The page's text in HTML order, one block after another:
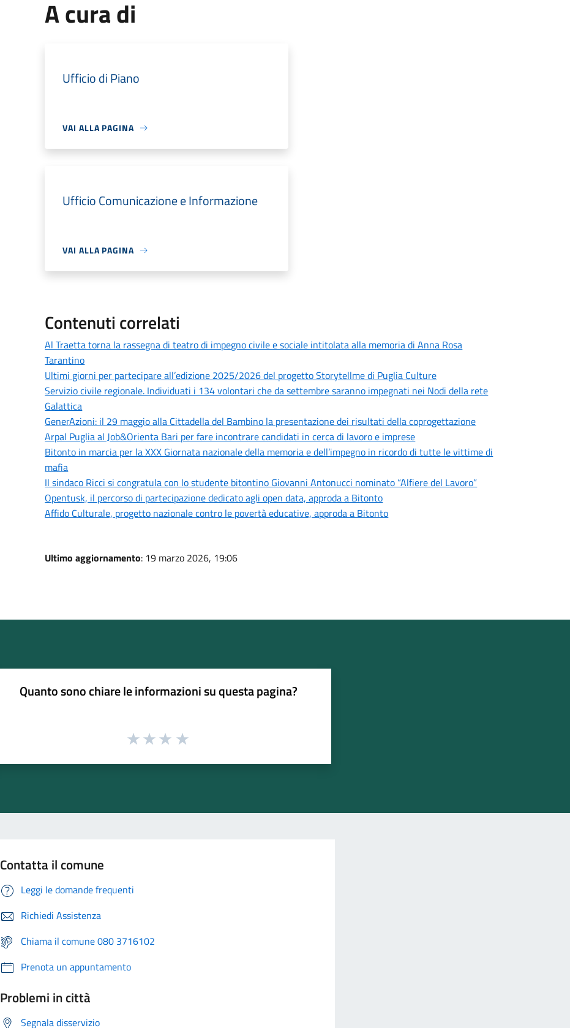
A cura di
Ufficio di Piano
VAI ALLA PAGINA
Ufficio Comunicazione e Informazione
VAI ALLA PAGINA
Contenuti correlati
Al Traetta torna la rassegna di teatro di impegno civile e sociale intitolata alla memoria di Anna Rosa
Tarantino
Ultimi giorni per partecipare all’edizione 2025/2026 del progetto Storytellme di Puglia Culture
Servizio civile regionale. Individuati i 134 volontari che da settembre saranno impegnati nei Nodi della rete
Galattica
GenerAzioni: il 29 maggio alla Cittadella del Bambino la presentazione dei risultati della coprogettazione
Arpal Puglia al Job&Orienta Bari per fare incontrare candidati in cerca di lavoro e imprese
Bitonto in marcia per la XXX Giornata nazionale della memoria e dell’impegno in ricordo di tutte le vittime di
mafia
Il sindaco Ricci si congratula con lo studente bitontino Giovanni Antonucci nominato “Alfiere del Lavoro”
Opentusk, il percorso di partecipazione dedicato agli open data, approda a Bitonto
Affido Culturale, progetto nazionale contro le povertà educative, approda a Bitonto
Ultimo aggiornamento: 19 marzo 2026, 19:06
Quanto sono chiare le informazioni su questa pagina?
Contatta il comune
Leggi le domande frequenti
Richiedi Assistenza
Chiama il comune 080 3716102
Prenota un appuntamento
Problemi in città
Segnala disservizio